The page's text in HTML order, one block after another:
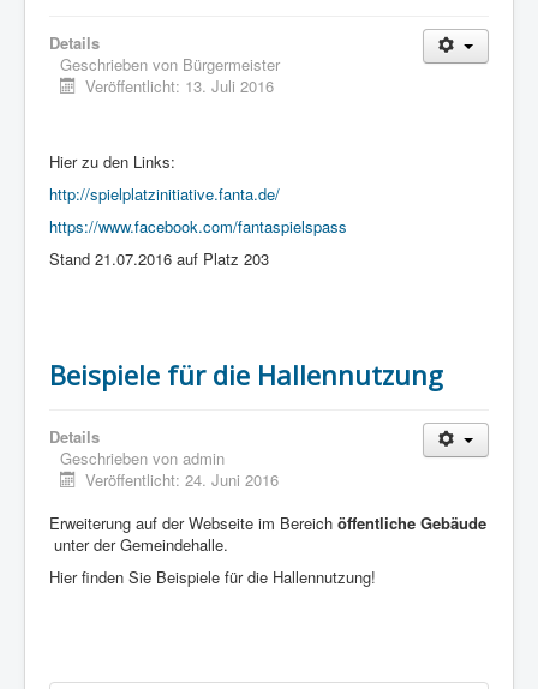
Details
Geschrieben von Bürgermeister
Veröffentlicht: 13. Juli 2016
Hier zu den Links:
http://spielplatzinitiative.fanta.de/
https://www.facebook.com/fantaspielspass
Stand 21.07.2016 auf Platz 203
Beispiele für die Hallennutzung
Details
Geschrieben von admin
Veröffentlicht: 24. Juni 2016
Erweiterung auf der Webseite im Bereich öffentliche Gebäude
unter der Gemeindehalle.
Hier finden Sie Beispiele für die Hallennutzung!